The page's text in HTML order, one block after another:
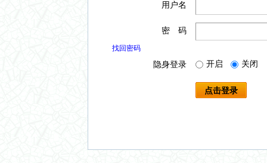
用户名
密 码
找回密码
隐身登录 开启 关闭
点击登录